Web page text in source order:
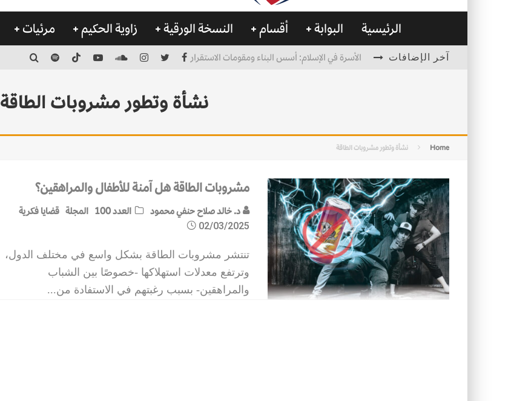
الرئيسية البوابة أقسام النسخة الورقية زاوية الحكيم مرئيات
آخر الإضافات الأسرة في الإسلام: أسس البناء ومقومات الاستقرار
نشأة وتطور مشروبات الطاقة
Home نشأة وتطور مشروبات الطاقة
مشروبات الطاقة هل آمنة للأطفال والمراهقين؟
د. خالد صلاح حنفي محمود العدد 100 المجلة قضايا فكرية
02/03/2025
تنتشر مشروبات الطاقة بشكل واسع في مختلف الدول،
وترتفع معدلات استهلاكها -خصوصًا بين الشباب
والمراهقين- بسبب رغبتهم في الاستفادة من...